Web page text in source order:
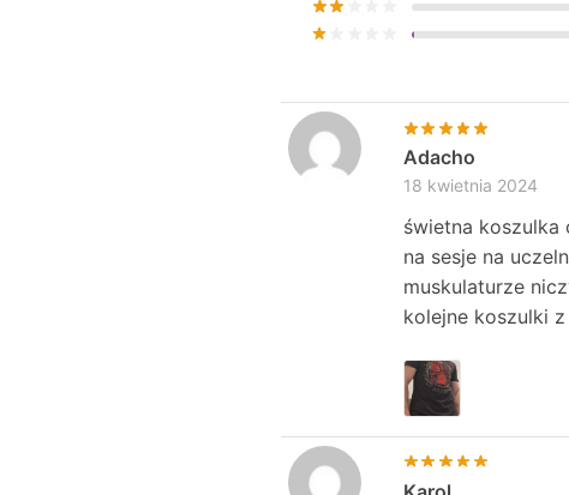
Adacho
18 kwietnia 2024
świetna koszulka
na sesje na
muskulaturze
kolejne koszulki